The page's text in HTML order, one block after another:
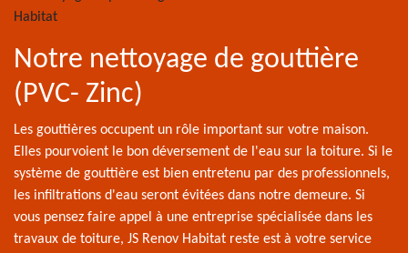
Notre nettoyage de gouttière
(PVC- Zinc)
Les gouttières occupent un rôle important sur votre maison.
Elles pourvoient le bon déversement de l'eau sur la toiture. Si le
système de gouttière est bien entretenu par des professionnels,
les infiltrations d'eau seront évitées dans notre demeure. Si
vous pensez faire appel à une entreprise spécialisée dans les
travaux de toiture, JS Renov Habitat reste est à votre service